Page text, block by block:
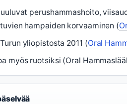
perushammashoito,
hampaiden korvaaminen (
yliopistosta 2011 (Oral
myös ruotsiksi (Oral